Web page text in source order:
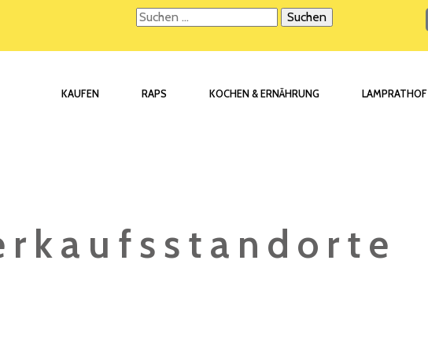
Suchen
KAUFEN RAPS KOCHEN & ERNÄHRUNG LAMPRATHOF